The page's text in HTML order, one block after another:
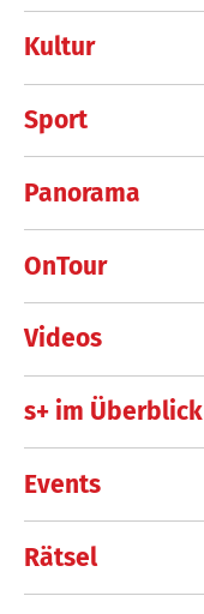
Kultur
Sport
Panorama
OnTour
Videos
s+ im Überblick
Events
Rätsel